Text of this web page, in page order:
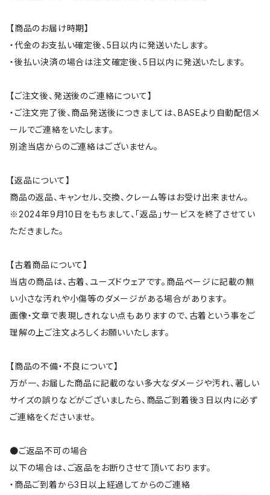
【商品のお届け時期】
・代金のお支払い確定後、5日以内に発送いたします。
・後払い決済の場合は注文確定後、5日以内に発送いたします。
【ご注文後、発送後のご連絡について】
・ご注文完了後、商品発送後につきましては、BASEより自動配信メ
ールでご連絡をいたします。
別途当店からのご連絡はございません。
【返品について】
商品の返品、キャンセル、交換、クレーム等はお受け出来ません。
※2024年9月10日をもちまして、「返品」サービスを終了させてい
ただきました。
【古着商品について】
当店の商品は、古着、ユーズドウェアです。商品ページに記載の無
い小さな汚れや小傷等のダメージがある場合があります。
画像・文章で表現しきれない点もありますので、古着という事をご
理解の上ご注文よろしくお願いいたします。
【商品の不備・不良について】
万が一、お届した商品に記載のない多大なダメージや汚れ、著しい
サイズの誤りなどがございましたら、商品ご到着後３日以内に必ず
ご連絡をくださいませ。
●ご返品不可の場合
以下の場合は、ご返品をお断りさせて頂いております。
・商品ご到着から3日以上経過してからのご連絡